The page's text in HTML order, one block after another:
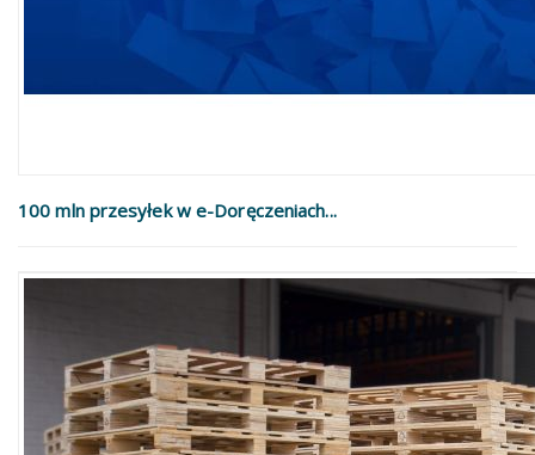
100 mln przesyłek w e-Doręczeniach...